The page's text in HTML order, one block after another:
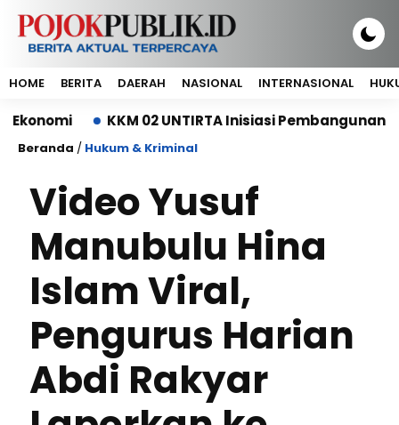
HOME BERITA DAERAH NASIONAL INTERNASIONAL
KKM 02 UNTIRTA Inisiasi Pembangunan Depo
Beranda / Hukum & Kriminal
Video Yusuf
Manubulu Hina
Islam Viral,
Pengurus Harian
Abdi Rakyar